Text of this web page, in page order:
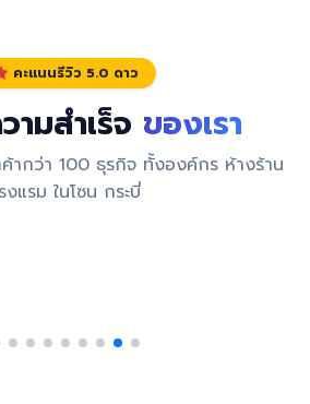
คะแนนรีวิว 5.0 ดาว
มสำเร็จ ของเรา
ค้ากว่า 100 ธุรกิจ ทั้งองค์กร ห้างร้าน
งแรม ในโซน กระบี่